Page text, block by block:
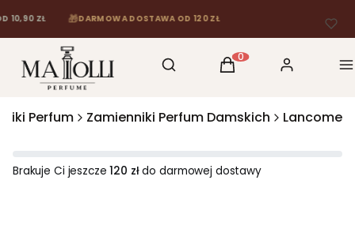
ZŁ 🎁 DARMOWA DOSTAWA OD 120 ZŁ
Otwórz wyszukiwarkę
Szukaj Produkty w koszyku:
Koszyk Zaloguj się
Perfum Zamienniki Perfum Damskich Lancome
Brakuje Ci jeszcze120 złdo darmowej dostawy